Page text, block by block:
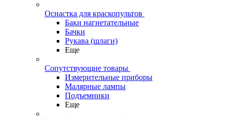
Оснастка для краскопультов
Баки нагнетательные
Бачки
Рукава (шлаги)
Еще
Сопутствующие товары
Измерительные приборы
Малярные лампы
Подъемники
Еще